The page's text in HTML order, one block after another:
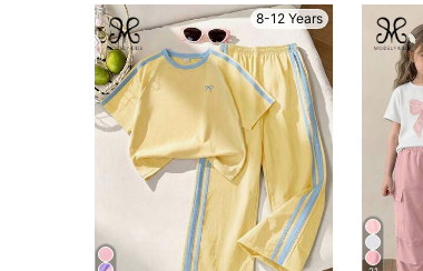
8-12 Years